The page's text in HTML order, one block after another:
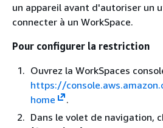
un appareil avant d'autoriser un
connecter à un WorkSpace.
Pour configurer la restriction
Ouvrez la WorkSpaces
https://
home
.
Dans le volet de navigation,